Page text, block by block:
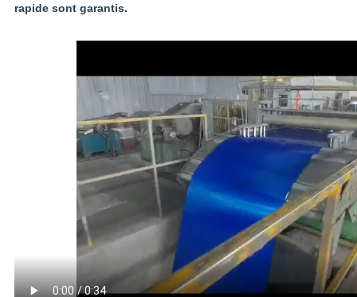
rapide sont garantis.